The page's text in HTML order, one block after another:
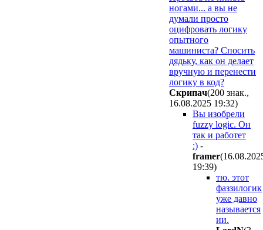
ногами... а вы не
думали просто
оцифровать логику
опытного
машиниста? Спосить
дядьку, как он делает
вручную и перенести
логику в код?
Cкpипaч(200 знак.,
16.08.2025 19:32)
Вы изобрели
fuzzy logic. Он
так и работет
:) -
framer
19:39)
тю. этот
фаззилогик
уже давно
называется
ии.